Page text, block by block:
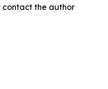
contact the author